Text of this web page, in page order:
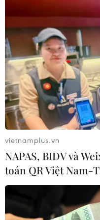
Mỹ thu hồi gần 1,6
nguy cơ nhiễm khuẩn
24/07/2026 05:34
Venezuela ghi nhận 3
virus Hanta
22/07/2026 06:57
Sản phụ ở Australia
cùng trứng theo cách
nhiên
22/07/2026 06:38
vietnamplus.vn
NAPAS, BIDV và
toán QR Việt Nam-